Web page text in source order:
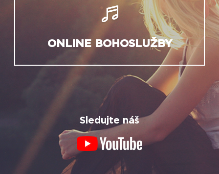
ONLINE BOHOSLUŽBY
Sledujte náš